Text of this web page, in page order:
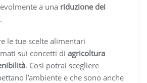
a una riduzione dei
.
le tue scelte alimentari
sui concetti di agricoltura
. Così potrai scegliere
l’ambiente e che sono anche